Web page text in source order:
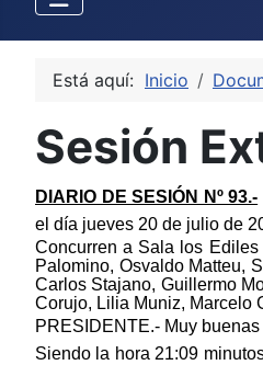
Está aquí: Inicio
Sesión
DIARIO DE SESIÓN Nº 93.-
el día jueves 20 de julio de
Concurren a Sala los Ediles
Palomino, Osvaldo Matteu,
Carlos Stajano, Guillermo
Corujo, Lilia Muniz, Marcelo
PRESIDENTE.- Muy
Siendo la hora 21:09